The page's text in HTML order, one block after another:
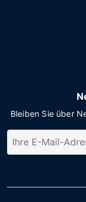
Bleiben Sie über